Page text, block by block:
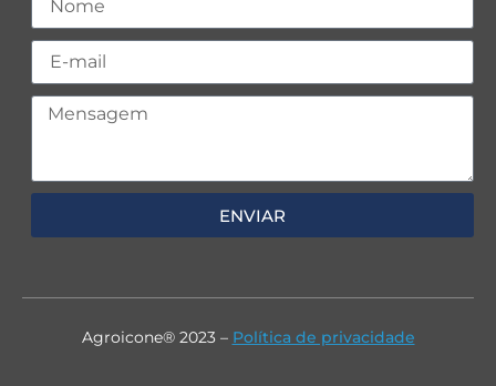
ENVIAR
Agroicone® 2023 – Política de privacidade